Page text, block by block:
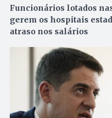
Funcionários lotados
gerem os hospitais
atraso nos salários